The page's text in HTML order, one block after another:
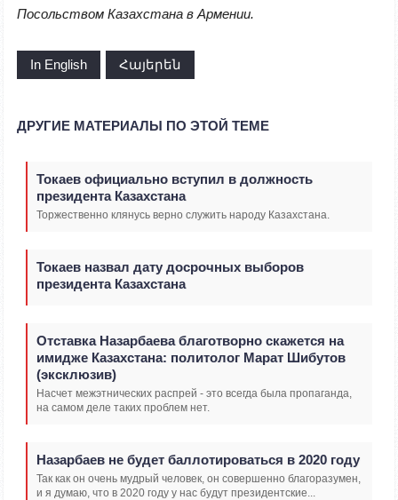
Посольством Казахстана в Армении.
In English Հայերեն
ДРУГИЕ МАТЕРИАЛЫ ПО ЭТОЙ ТЕМЕ
Токаев официально вступил в должность
президента Казахстана
Торжественно клянусь верно служить народу Казахстана.
Токаев назвал дату досрочных выборов
президента Казахстана
Отставка Назарбаева благотворно скажется на
имидже Казахстана: политолог Марат Шибутов
(эксклюзив)
Насчет межэтнических распрей - это всегда была пропаганда,
на самом деле таких проблем нет.
Назарбаев не будет баллотироваться в 2020 году
Так как он очень мудрый человек, он совершенно благоразумен,
и я думаю, что в 2020 году у нас будут президентские...